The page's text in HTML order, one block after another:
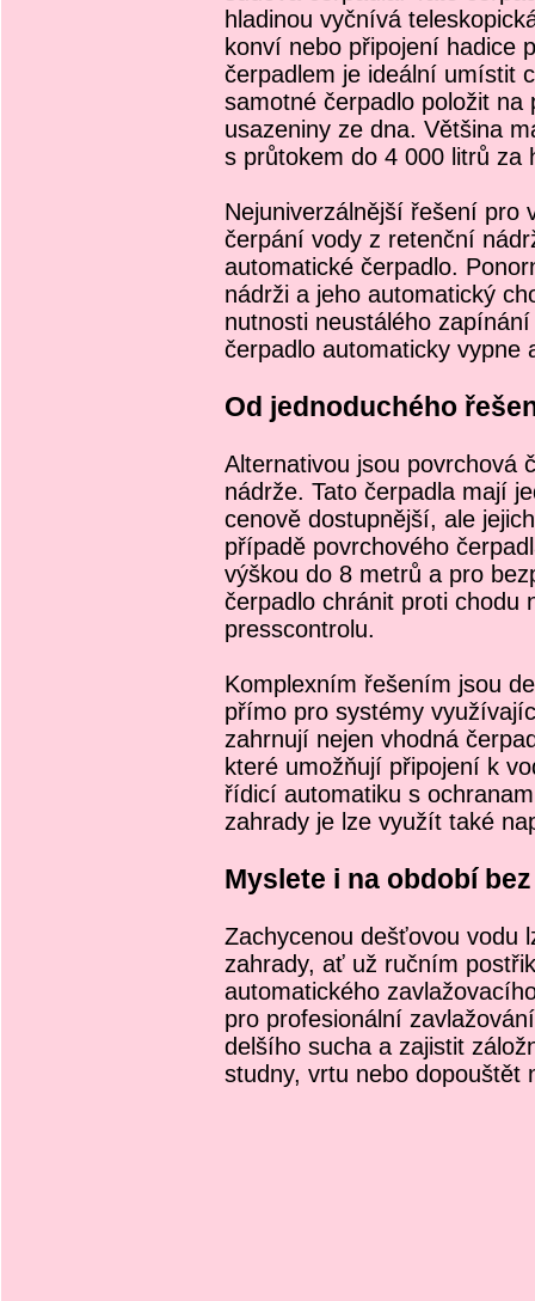
hladinou vyčnívá
konví nebo připojení hadice
čerpadlem je ideální umístit
samotné čerpadlo položit na
usazeniny ze dna. Většina
s průtokem do 4 000 litrů za
Nejuniverzálnější řešení pro
čerpání vody z retenční
automatické čerpadlo.
nádrži a jeho automatický
nutnosti neustálého
čerpadlo automaticky vypne
Od jednoduchého
Alternativou jsou povrchová
nádrže. Tato čerpadla mají
cenově dostupnější, ale
případě povrchového
výškou do 8 metrů a pro
čerpadlo chránit proti chodu
presscontrolu.
Komplexním řešením jsou
přímo pro systémy
zahrnují nejen vhodná
které umožňují připojení k
řídicí automatiku s
zahrady je lze využít také
Myslete i na období
Zachycenou dešťovou vodu
zahrady, ať už ručním
automatického
pro profesionální
delšího sucha a zajistit
studny, vrtu nebo dopouštět